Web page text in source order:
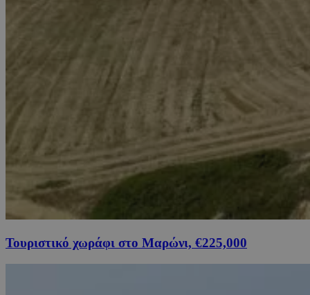
Τουριστικό χωράφι στο Μαρώνι, €225,000